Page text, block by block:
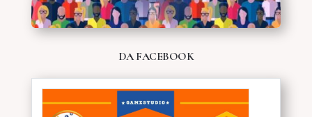
DA FACEBOOK